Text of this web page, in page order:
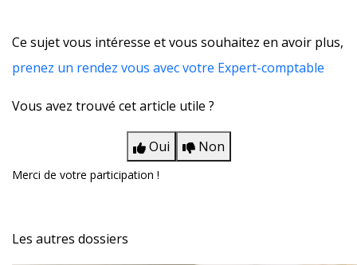
Ce sujet vous intéresse et vous souhaitez en avoir plus,
prenez un rendez vous avec votre Expert-comptable
Vous avez trouvé cet article utile ?
Oui Non
Merci de votre participation !
Les autres dossiers